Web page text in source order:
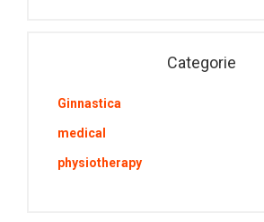
Categorie
Ginnastica
medical
physiotherapy